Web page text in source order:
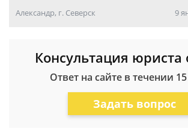
Александр, г. Северск 9
Консультация юриста
Ответ на сайте в течении
Задать вопрос